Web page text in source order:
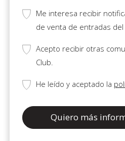
Me interesa recibir
de venta de entradas del
Acepto recibir otras
Club.
He leído y aceptado la